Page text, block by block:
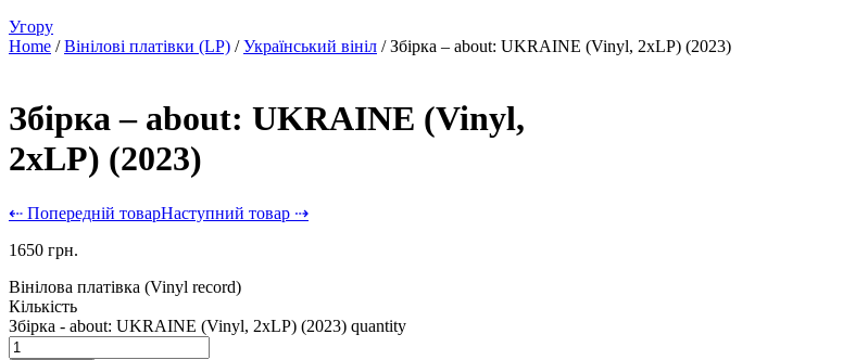
Угору
Home /Вінілові платівки (LP) /Український вініл / Збірка – about: UKRAINE (Vinyl, 2xLP) (2023)
Збірка – about: UKRAINE (Vinyl,
2xLP) (2023)
⇠ Попередній товарНаступний товар ⇢
1650 грн.
Вінілова платівка (Vinyl record)
Кількість
Збірка - about: UKRAINE (Vinyl, 2xLP) (2023) quantity